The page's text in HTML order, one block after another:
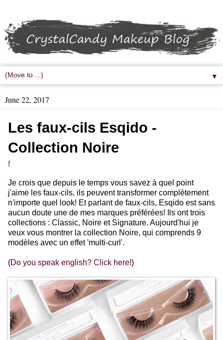
▼
June 22, 2017
Les faux-cils Esqido -
Collection Noire
f
Je crois que depuis le temps vous savez à quel point
j'aime les faux-cils, ils peuvent transformer complètement
n'importe quel look! Et parlant de faux-cils, Esqido est sans
aucun doute une de mes marques préférées! Ils ont trois
collections : Classic, Noire et Signature. Aujourd'hui je
veux vous montrer la collection Noire, qui comprends 9
modèles avec un effet 'multi-curl'.
(Do you speak english? Click here!)